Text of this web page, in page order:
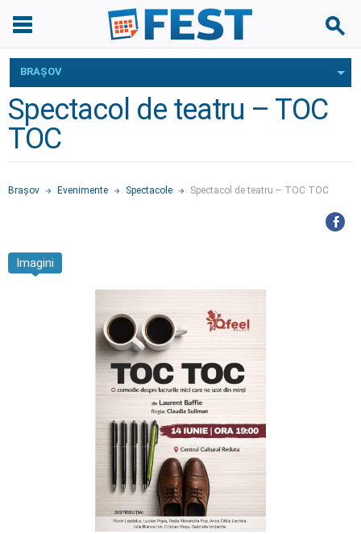
BRAŞOV
Spectacol de teatru – TOC
TOC
Braşov Evenimente Spectacole Spectacol de teatru – TOC TOC
Imagini